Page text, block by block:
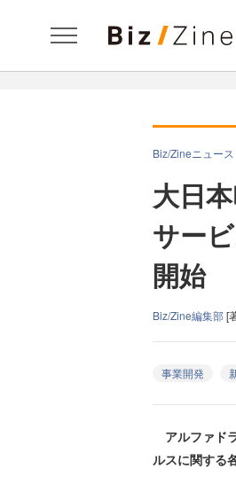
Biz/Zineニュース
大日
サー
開始
Biz/Zine編集部[
事業開発
アルファド
ルスに関する